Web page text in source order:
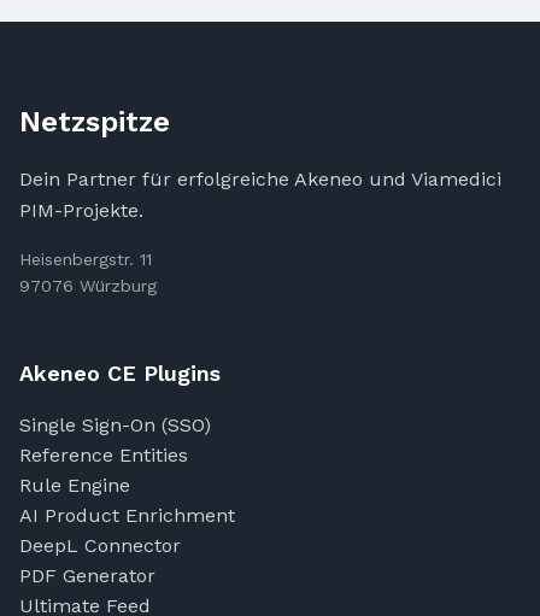
Netzspitze
Dein Partner für erfolgreiche Akeneo und Viamedici
PIM-Projekte.
Heisenbergstr. 11
97076 Würzburg
Akeneo CE Plugins
Single Sign-On (SSO)
Reference Entities
Rule Engine
AI Product Enrichment
DeepL Connector
PDF Generator
Ultimate Feed